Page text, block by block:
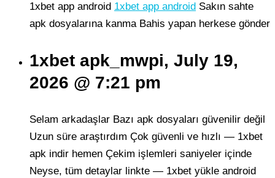
1xbet app android 1xbet app android Sakın sahte
apk dosyalarına kanma Bahis yapan herkese gönder
1xbet apk_mwpi, July 19,
2026 @ 7:21 pm
Selam arkadaşlar Bazı apk dosyaları güvenilir değil
Uzun süre araştırdım Çok güvenli ve hızlı — 1xbet
apk indir hemen Çekim işlemleri saniyeler içinde
Neyse, tüm detaylar linkte — 1xbet yükle android